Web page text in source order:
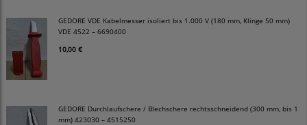
GEDORE VDE Kabelmesser isoliert bis 1.000 V (180 mm, Klinge 50 mm)
VDE 4522 – 6690400
10,00 €
GEDORE Durchlaufschere / Blechschere rechtsschneidend (300 mm, bis 1
mm) 423030 – 4515250